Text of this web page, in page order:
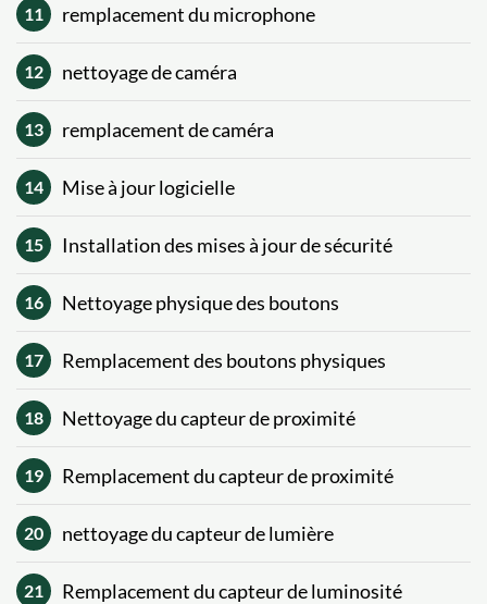
11 remplacement du microphone
12 nettoyage de caméra
13 remplacement de caméra
14 Mise à jour logicielle
15 Installation des mises à jour de sécurité
16 Nettoyage physique des boutons
17 Remplacement des boutons physiques
18 Nettoyage du capteur de proximité
19 Remplacement du capteur de proximité
20 nettoyage du capteur de lumière
21 Remplacement du capteur de luminosité